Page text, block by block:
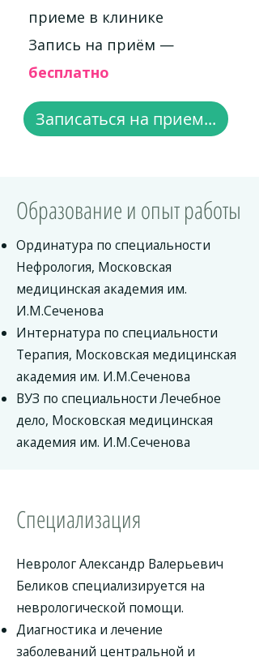
приеме в клинике
Запись на приём —
бесплатно
Записаться на прием...
Образование и опыт работы
Ординатура по специальности
Нефрология, Московская
медицинская академия им.
И.М.Сеченова
Интернатура по специальности
Терапия, Московская медицинская
академия им. И.М.Сеченова
ВУЗ по специальности Лечебное
дело, Московская медицинская
академия им. И.М.Сеченова
Специализация
Невролог Александр Валерьевич
Беликов специализируется на
неврологической помощи.
Диагностика и лечение
заболеваний центральной и